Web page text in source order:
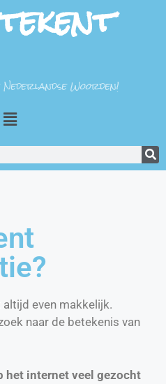
Woorden!
even makkelijk.
naar de betekenis van
het internet veel gezocht